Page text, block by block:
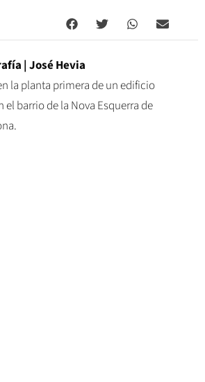
| José Hevia
la planta primera de un edificio
el barrio de la Nova Esquerra de